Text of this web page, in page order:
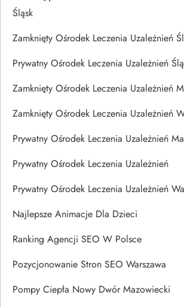
Śląsk
Zamknięty Ośrodek Leczenia Uzależnień
Prywatny Ośrodek Leczenia Uzależnień
Zamknięty Ośrodek Leczenia Uzależnień
Zamknięty Ośrodek Leczenia Uzależnień
Prywatny Ośrodek Leczenia Uzależnień
Prywatny Ośrodek Leczenia Uzależnień
Prywatny Ośrodek Leczenia Uzależnień
Najlepsze Animacje Dla Dzieci
Ranking Agencji SEO W Polsce
Pozycjonowanie Stron SEO Warszawa
Pompy Ciepła Nowy Dwór Mazowiecki